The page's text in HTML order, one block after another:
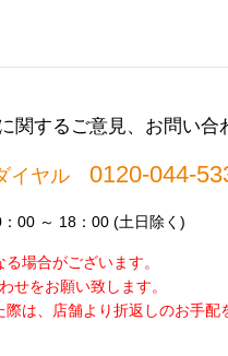
関する ご意見、お問い合
イヤル 0120-044-
00 ～ 18：00 (土日除く)
場合がございます。
せをお願い致します。
は、店舗より折返しのお手配